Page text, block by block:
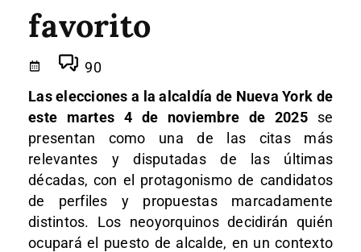
favorito
90
Las elecciones a la alcaldía de Nueva York de
este martes 4 de noviembre de 2025se
presentan como una de las citas más
relevantes y disputadas de las últimas
décadas, con el protagonismo de candidatos
de perfiles y propuestas marcadamente
distintos. Los neoyorquinos decidirán quién
ocupará el puesto de alcalde, en un contexto